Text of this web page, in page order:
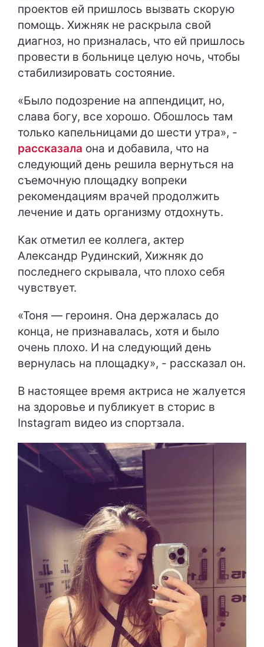
проектов ей пришлось вызвать скорую
помощь. Хижняк не раскрыла свой
диагноз, но призналась, что ей пришлось
провести в больнице целую ночь, чтобы
стабилизировать состояние.
«Было подозрение на аппендицит, но,
слава богу, все хорошо. Обошлось там
только капельницами до шести утра», -
рассказала она и добавила, что на
следующий день решила вернуться на
съемочную площадку вопреки
рекомендациям врачей продолжить
лечение и дать организму отдохнуть.
Как отметил ее коллега, актер
Александр Рудинский, Хижняк до
последнего скрывала, что плохо себя
чувствует.
«Тоня — героиня. Она держалась до
конца, не признавалась, хотя и было
очень плохо. И на следующий день
вернулась на площадку», - рассказал он.
В настоящее время актриса не жалуется
на здоровье и публикует в сторис в
Instagram видео из спортзала.